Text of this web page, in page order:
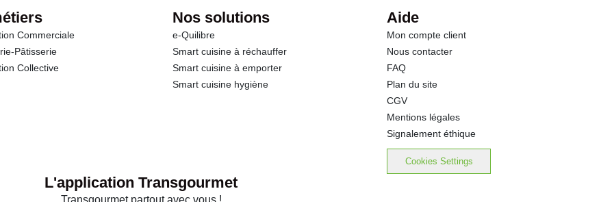
Commerciale
Pâtisserie
Collective
Nos solutions
e-Quilibre
Smart cuisine à réchauffer
Smart cuisine à emporter
Smart cuisine hygiène
Aide
Mon compte client
Nous contacter
FAQ
Plan du site
CGV
Mentions légales
Signalement éthique
Cookies Settings
L'application Transgourmet